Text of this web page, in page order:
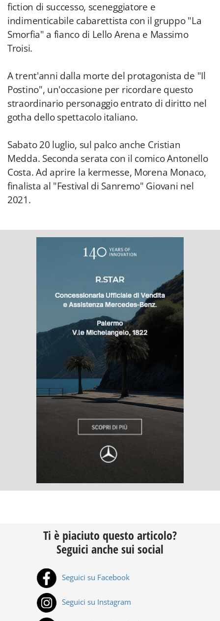
fiction di successo, sceneggiatore e
indimenticabile cabarettista con il gruppo "La
Smorfia" a fianco di Lello Arena e Massimo
Troisi.
A trent'anni dalla morte del protagonista de "Il
Postino", un'occasione per ricordare questo
straordinario personaggio entrato di diritto nel
gotha dello spettacolo italiano.
Sabato 20 luglio, sul palco anche Cristian
Medda. Seconda serata con il comico Antonello
Costa. Ad aprire la kermesse, Morena Monaco,
finalista al "Festival di Sanremo" Giovani nel
2021.
Ti è piaciuto questo articolo?
Seguici anche sui social
Seguici su Facebook
Seguici su Instagram